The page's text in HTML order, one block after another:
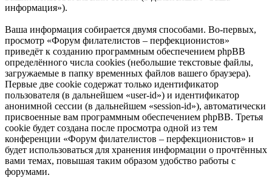
информация»).
Ваша информация собирается двумя способами. Во-первых,
просмотр «Форум филателистов – перфекционистов»
приведёт к созданию программным обеспечением phpBB
определённого числа cookies (небольшие текстовые файлы,
загружаемые в папку временных файлов вашего браузера).
Первые две cookie содержат только идентификатор
пользователя (в дальнейшем «user-id») и идентификатор
анонимной сессии (в дальнейшем «session-id»), автоматически
присвоенные вам программным обеспечением phpBB. Третья
cookie будет создана после просмотра одной из тем
конференции «Форум филателистов – перфекционистов» и
будет использоваться для хранения информации о прочтённых
вами темах, повышая таким образом удобство работы с
форумами.